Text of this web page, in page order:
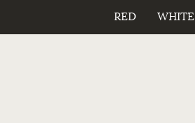
RED WHITE